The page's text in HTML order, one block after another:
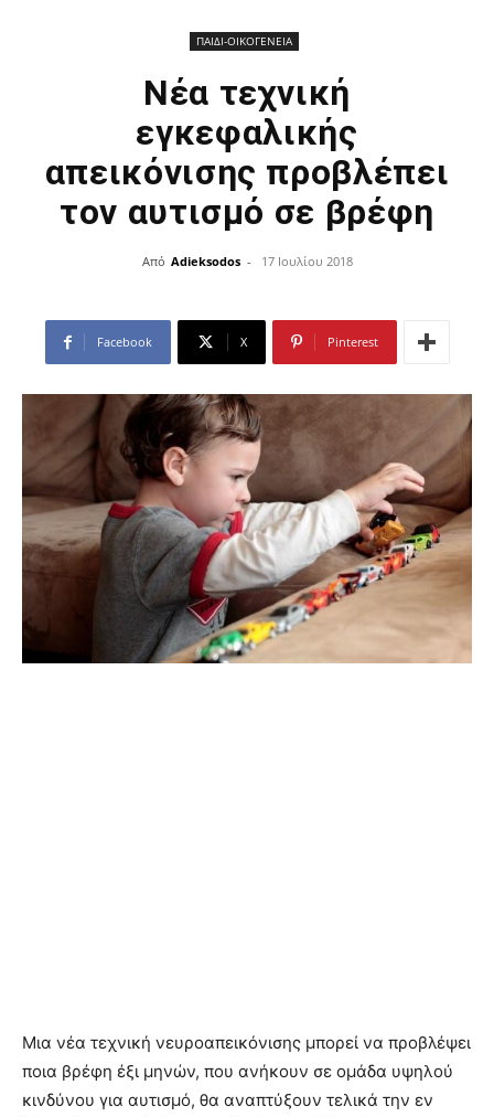
ΠΑΙΔΙ-ΟΙΚΟΓΕΝΕΙΑ
Νέα τεχνική
εγκεφαλικής
απεικόνισης προβλέπει
τον αυτισμό σε βρέφη
Από Adieksodos - 17 Ιουλίου 2018
Facebook X Pinterest
Μια νέα τεχνική νευροαπεικόνισης μπορεί να προβλέψει
ποια βρέφη έξι μηνών, που ανήκουν σε ομάδα υψηλού
κινδύνου για αυτισμό, θα αναπτύξουν τελικά την εν